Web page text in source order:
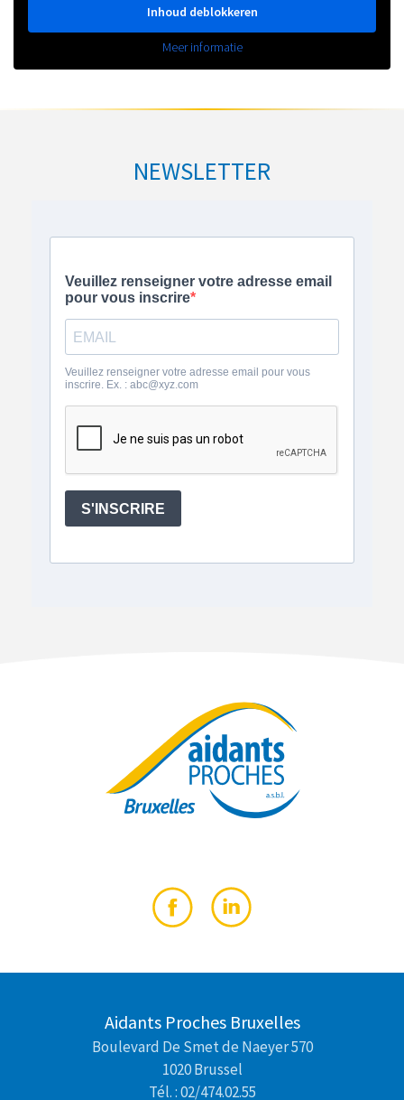
Inhoud deblokkeren
Meer informatie
NEWSLETTER
Aidants Proches Bruxelles
Boulevard De Smet de Naeyer 570
1020 Brussel
Tél. : 02/474.02.55